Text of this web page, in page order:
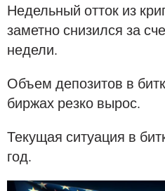
Недельный отток из
заметно снизился за
недели.
Объем депозитов в
биржах резко вырос.
Текущая ситуация в
год.